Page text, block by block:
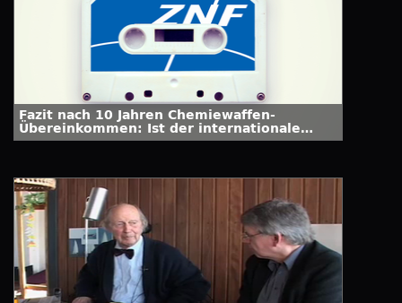
Fazit nach 10 Jahren Chemiewaffen-
Übereinkommen: Ist der internationale
Frieden gestärkt worden?